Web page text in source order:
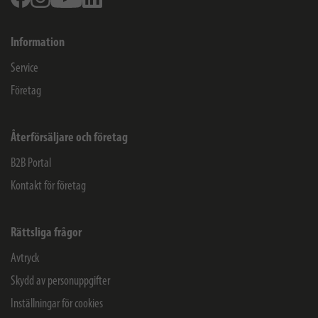
Information
Service
Företag
Återförsäljare och företag
B2B Portal
Kontakt för företag
Rättsliga frågor
Avtryck
Skydd av personuppgifter
Inställningar för cookies